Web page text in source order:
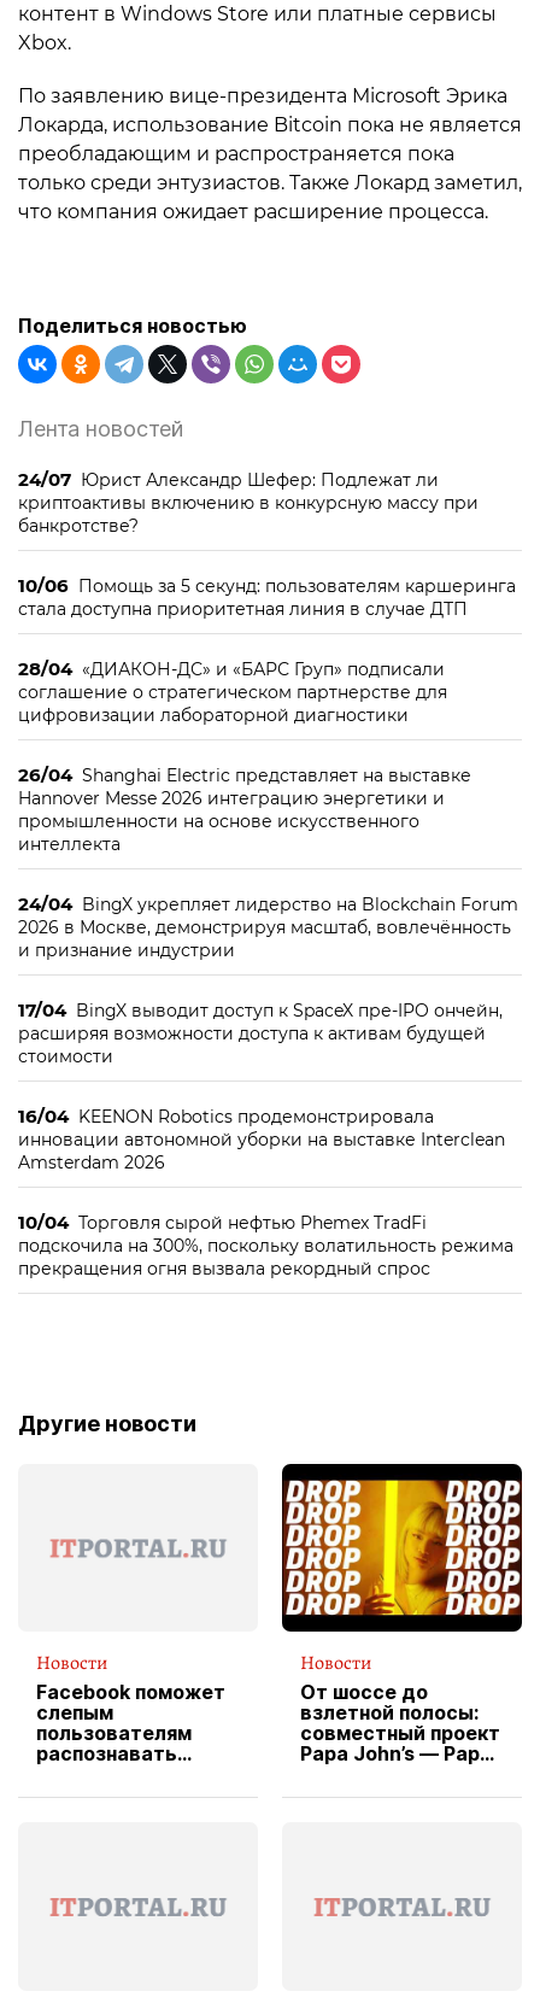
контент в Windows Store или платные сервисы
Xbox.
По заявлению вице-президента Microsoft Эрика
Локарда, использование Bitcoin пока не является
преобладающим и распространяется пока
только среди энтузиастов. Также Локард заметил,
что компания ожидает расширение процесса.
Поделиться новостью
Лента новостей
24/07 Юрист Александр Шефер: Подлежат ли
криптоактивы включению в конкурсную массу при
банкротстве?
10/06 Помощь за 5 секунд: пользователям каршеринга
стала доступна приоритетная линия в случае ДТП
28/04 «ДИАКОН-ДС» и «БАРС Груп» подписали
соглашение о стратегическом партнерстве для
цифровизации лабораторной диагностики
26/04 Shanghai Electric представляет на выставке
Hannover Messe 2026 интеграцию энергетики и
промышленности на основе искусственного
интеллекта
24/04 BingX укрепляет лидерство на Blockchain Forum
2026 в Москве, демонстрируя масштаб, вовлечённость
и признание индустрии
17/04 BingX выводит доступ к SpaceX пре-IPO ончейн,
расширяя возможности доступа к активам будущей
стоимости
16/04 KEENON Robotics продемонстрировала
инновации автономной уборки на выставке Interclean
Amsterdam 2026
10/04 Торговля сырой нефтью Phemex TradFi
подскочила на 300%, поскольку волатильность режима
прекращения огня вызвала рекордный спрос
Другие новости
Новости
Facebook поможет
слепым
пользователям
распознавать
Новости
От шоссе до
взлетной полосы:
совместный проект
Papa John’s — Papa
вводит